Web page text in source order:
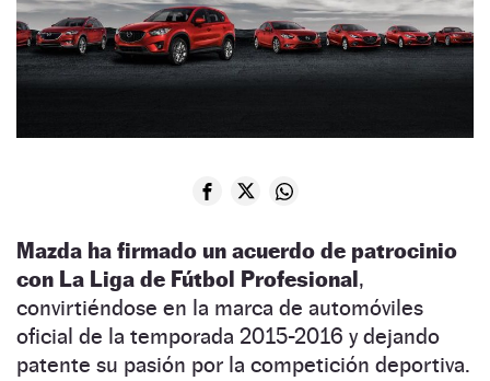
Mazda ha firmado un acuerdo de patrocinio
con La Liga de Fútbol Profesional ,
convirtiéndose en la marca de automóviles
oficial de la temporada 2015-2016 y dejando
patente su pasión por la competición deportiva.